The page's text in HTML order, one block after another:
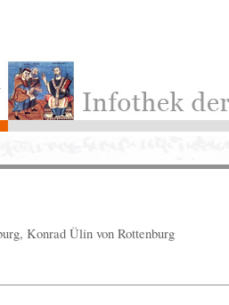
Konrad Ülin von Rottenburg